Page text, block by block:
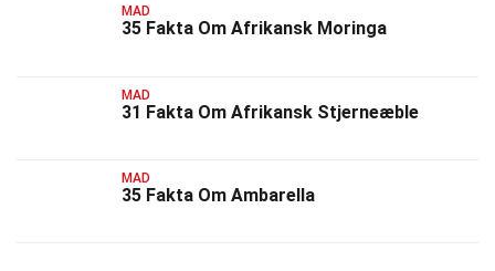
MAD
35 Fakta Om Afrikansk Moringa
MAD
31 Fakta Om Afrikansk Stjerneæble
MAD
35 Fakta Om Ambarella